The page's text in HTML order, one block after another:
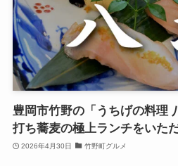
豊岡市竹野の「うちげの料理
打ち蕎麦の極上ランチをいた
2026年4月30日 竹野町グルメ